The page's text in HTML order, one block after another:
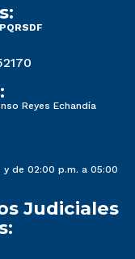
PQRSDF
Reyes Echandía
y de 02:00 p.m. a 05:00
Judiciales